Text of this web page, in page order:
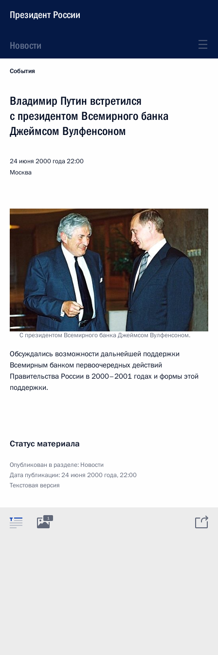
Президент России
Новости
События
Владимир Путин встретился
с президентом Всемирного банка
Джеймсом Вулфенсоном
24 июня 2000 года22:00
Москва
С президентом Всемирного банка Джеймсом Вулфенсоном.
Обсуждались возможности дальнейшей поддержки
Всемирным банком первоочередных действий
Правительства России в 2000–2001 годах и формы этой
поддержки.
Статус материала
Опубликован в разделе: Новости
Дата публикации:24 июня 2000 года, 22:00
Текстовая версия
1